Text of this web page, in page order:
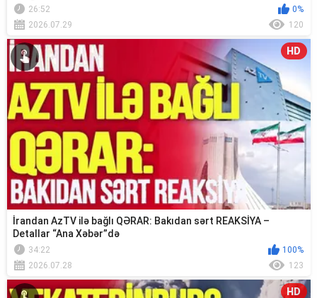
26:52
0%
2026.07.29
120
HD
İrandan AzTV ilə bağlı QƏRAR: Bakıdan sərt REAKSİYA –
Detallar “Ana Xəbər”də
34:22
100%
2026.07.28
123
HD